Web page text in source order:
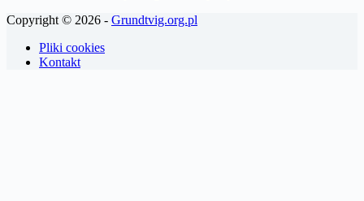
Copyright © 2026 - Grundtvig.org.pl
Pliki cookies
Kontakt